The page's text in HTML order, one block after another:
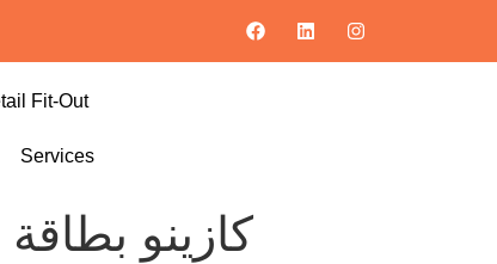
Fit-Out
Services
كازينو